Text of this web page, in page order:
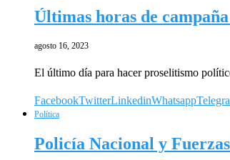
Últimas horas de
agosto 16, 2023
El último día para hacer proselitismo
FacebookTwitterLinkedinWhatsapp
Política
Policía Nacional y